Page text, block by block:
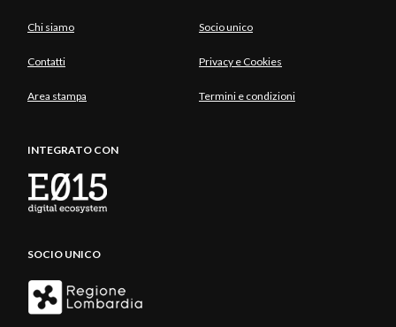
Chi siamo Socio unico
Contatti Privacy e Cookies
Area stampa Termini e condizioni
INTEGRATO CON
SOCIO UNICO